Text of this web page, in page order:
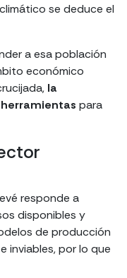
se deduce el
a esa población
económico
la
para
responde a
disponibles y
de producción
inviables, por lo que